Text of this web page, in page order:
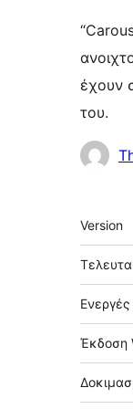
έχουν
του.
Version
Έκδοση